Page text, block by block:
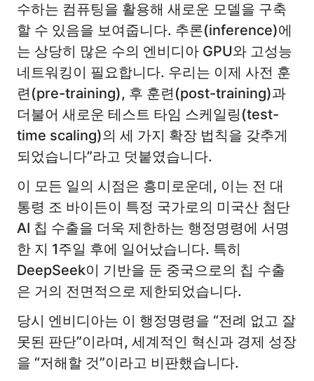
수하는 컴퓨팅을 활용해 새로운 모델을 구축
할 수 있음을 보여줍니다. 추론(inference)에
는 상당히 많은 수의 엔비디아 GPU와 고성능
네트워킹이 필요합니다. 우리는 이제 사전 훈
련(pre-training), 후 훈련(post-training)과
더불어 새로운 테스트 타임 스케일링(test-
time scaling)의 세 가지 확장 법칙을 갖추게
되었습니다”라고 덧붙였습니다.
이 모든 일의 시점은 흥미로운데, 이는 전 대
통령 조 바이든이 특정 국가로의 미국산 첨단
AI 칩 수출을 더욱 제한하는 행정명령에 서명
한 지 1주일 후에 일어났습니다. 특히
DeepSeek이 기반을 둔 중국으로의 칩 수출
은 거의 전면적으로 제한되었습니다.
당시 엔비디아는 이 행정명령을 “전례 없고 잘
못된 판단”이라며, 세계적인 혁신과 경제 성장
을 “저해할 것”이라고 비판했습니다.